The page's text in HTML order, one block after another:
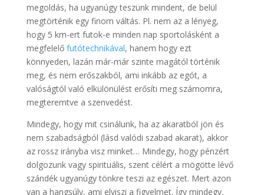
megoldás, ha ugyanúgy teszünk mindent, de belül
megtörténik egy finom váltás. Pl. nem az a lényeg,
hogy 5 km-ert futok-e minden nap sportolásként a
megfelelő futótechnikával, hanem hogy ezt
könnyeden, lazán már-már szinte magától történik
meg, és nem erőszakból, ami inkább az egót, a
valóságtól való elkülönülést erősíti meg számomra,
megteremtve a szenvedést.
Mindegy, hogy mit csinálunk, ha az akaratból jön és
nem szabadságból (lásd valódi szabad akarat), akkor
az rossz irányba visz minket… Mindegy, hogy pénzért
dolgozunk vagy spirituális, szent célért a mögötte lévő
szándék ugyanúgy tönkre teszi az egészet. Mert azon
van a hangsúly, ami elviszi a figyelmet. Így mindegy,